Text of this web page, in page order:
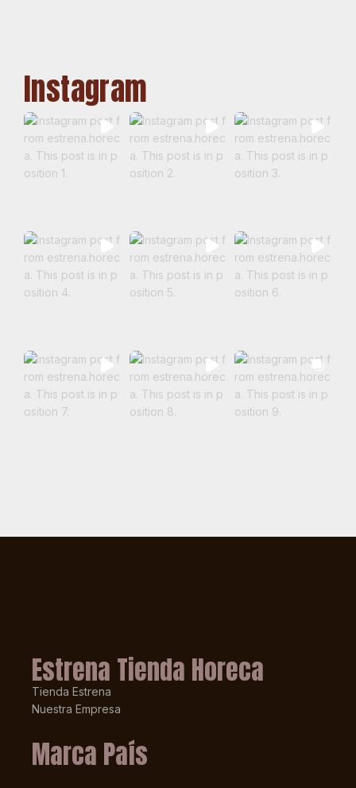
Instagram
Estrena Tienda Horeca
Tienda Estrena
Nuestra Empresa
Marca País